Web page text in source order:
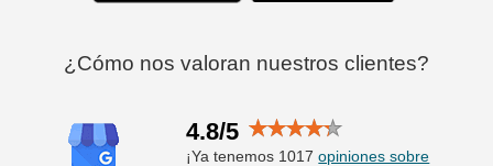
¿Cómo nos valoran nuestros clientes?
4.8/5
¡Ya tenemos 1017opiniones sobre